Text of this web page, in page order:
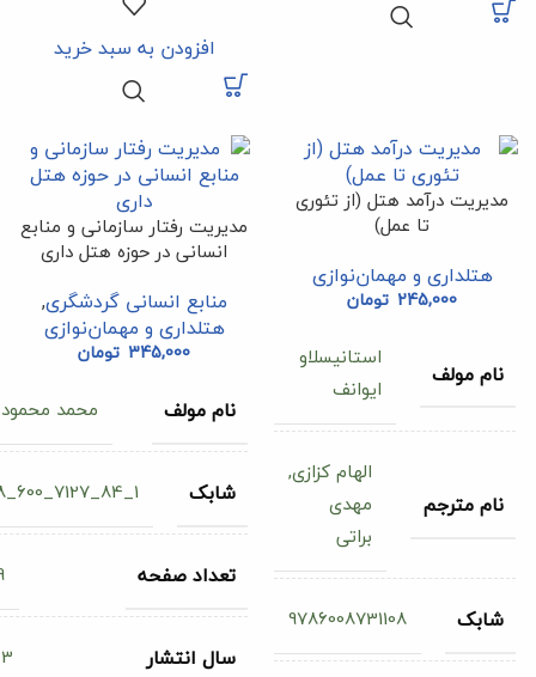
افزودن به سبد خرید
مدیریت درآمد هتل (از تئوری
تا عمل)
هتلداری و مهمان‌نوازی
245,000 تومان
نام مولف
استانیسلاو
ایوانف
نام مترجم
الهام کزازی,
مهدی
براتی
شابک 9786008731108
مدیریت رفتار سازمانی و منابع
انسانی در حوزه هتل داری
منابع انسانی گردشگری,
هتلداری و مهمان‌نوازی
345,000 تومان
نام مولف محمد
شابک 1_84_7127_600_978
تعداد صفحه
سال انتشار